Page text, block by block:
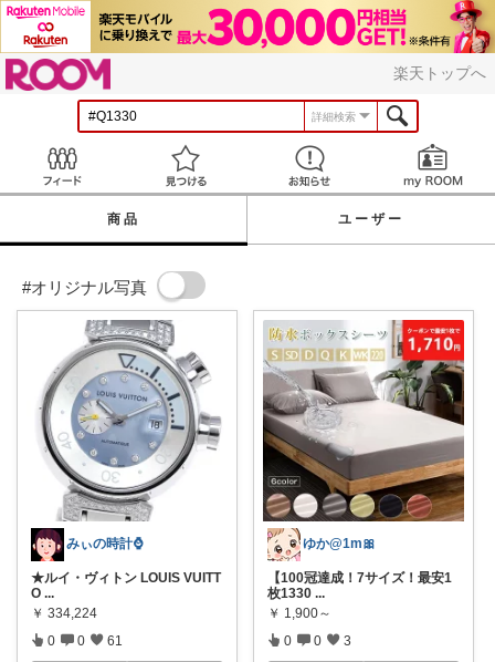
楽天トップへ
詳細検索
見つける お知らせ
商品 ユーザー
#オリジナル写真
みぃの時計⌚
★ルイ・ヴィトン LOUIS VUITT
O ...
￥ 334,224
0 0 61
ゆか@1m🎀
【100冠達成！7サイズ！最安1
枚1330 ...
￥ 1,900～
0 0 3